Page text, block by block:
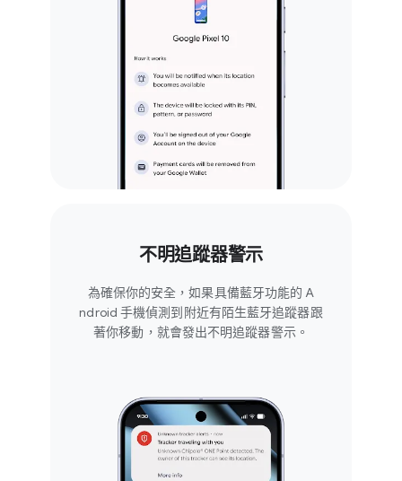
不明​追蹤器​警示
為​確保你​的​安全，​如果​具備藍牙​功能​的 A​
ndroid 手機偵測到​附近​有​陌生藍牙​追蹤器​跟​
著​你​移動，​就會​發出​不明​追蹤器​警示。